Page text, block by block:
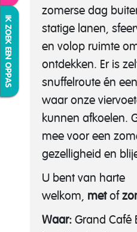
IK ZOEK EEN OPPAS
zomerse dag
statige lanen,
en volop ruimte
ontdekken. Er is
snuffelroute én
waar onze
kunnen afkoelen.
mee voor een
gezelligheid en
U bent van harte
welkom, metof
Waar: Grand Café